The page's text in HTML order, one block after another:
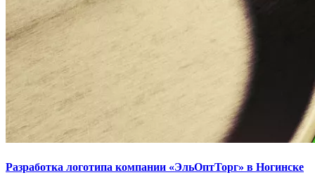
Разработка логотипа компании «ЭльОптТорг» в Ногинске